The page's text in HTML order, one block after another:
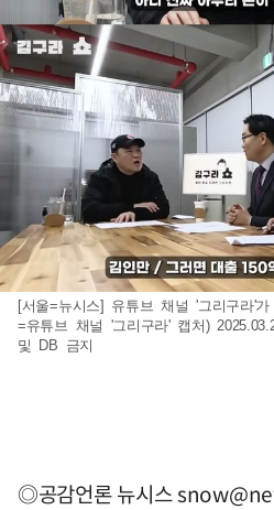
[서울=뉴시스] 유튜브 채널 '그리구라'
=유튜브 채널 '그리구라' 캡처)
및 DB 금지
◎공감언론 뉴시스